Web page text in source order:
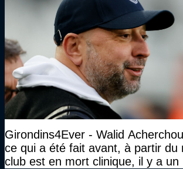
Girondins4Ever - Walid
ce qui a été fait avant, à partir du
club est en mort clinique, il y a un